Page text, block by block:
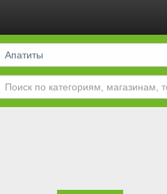
Апатиты